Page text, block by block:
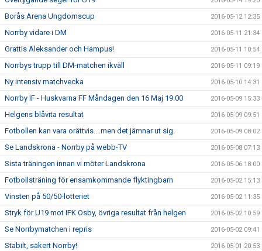
Borås Arena Ungdomscup 2016-05-12 12:35
Norrby vidare i DM 2016-05-11 21:34
Grattis Aleksander och Hampus! 2016-05-11 10:54
Norrbys trupp till DM-matchen ikväll 2016-05-11 09:19
Ny intensiv matchvecka 2016-05-10 14:31
Norrby IF - Huskvarna FF Måndagen den 16 Maj 19.00 2016-05-09 15:33
Helgens blåvita resultat 2016-05-09 09:51
Fotbollen kan vara orättvis....men det jämnar ut sig. 2016-05-09 08:02
Se Landskrona - Norrby på webb-TV 2016-05-08 07:13
Sista träningen innan vi möter Landskrona 2016-05-06 18:00
Fotbollsträning för ensamkommande flyktingbarn 2016-05-02 15:13
Vinsten på 50/50-lotteriet 2016-05-02 11:35
Stryk för U19 mot IFK Osby, övriga resultat från helgen 2016-05-02 10:59
Se Norrbymatchen i repris 2016-05-02 09:41
Stabilt, säkert Norrby! 2016-05-01 20:53